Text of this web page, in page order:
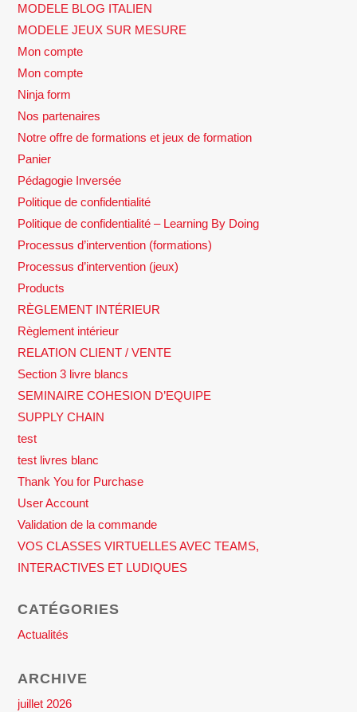
MODELE BLOG ITALIEN
MODELE JEUX SUR MESURE
Mon compte
Mon compte
Ninja form
Nos partenaires
Notre offre de formations et jeux de formation
Panier
Pédagogie Inversée
Politique de confidentialité
Politique de confidentialité – Learning By Doing
Processus d’intervention (formations)
Processus d’intervention (jeux)
Products
RÈGLEMENT INTÉRIEUR
Règlement intérieur
RELATION CLIENT / VENTE
Section 3 livre blancs
SEMINAIRE COHESION D’EQUIPE
SUPPLY CHAIN
test
test livres blanc
Thank You for Purchase
User Account
Validation de la commande
VOS CLASSES VIRTUELLES AVEC TEAMS,
INTERACTIVES ET LUDIQUES
CATÉGORIES
Actualités
ARCHIVE
juillet 2026